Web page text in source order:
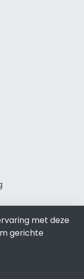
met deze
gerichte